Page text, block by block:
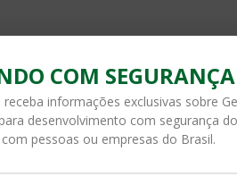
COM SEGURANÇA
informações exclusivas sobre
desenvolvimento com segurança
pessoas ou empresas do Brasil.